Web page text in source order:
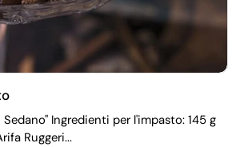
Ingredienti per l'impasto: 145 g
Ruggeri...